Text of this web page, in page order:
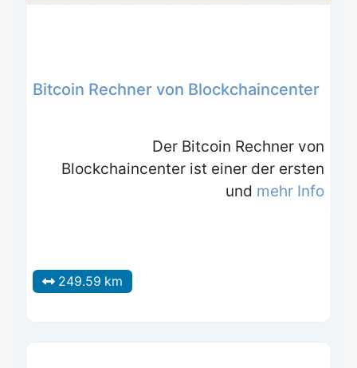
Bitcoin Rechner von Blockchaincenter
Der Bitcoin Rechner von
Blockchaincenter ist einer der ersten
und mehr Info
249.59 km